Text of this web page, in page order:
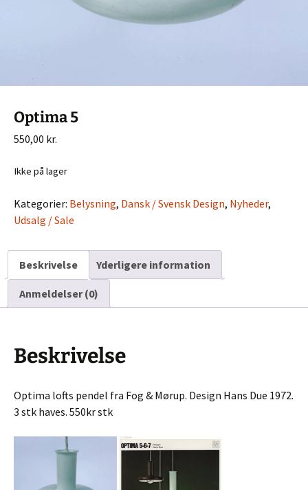
Optima 5
550,00 kr.
Ikke på lager
Kategorier: Belysning, Dansk / Svensk Design, Nyheder,
Udsalg / Sale
Beskrivelse Yderligere information
Anmeldelser (0)
Beskrivelse
Optima lofts pendel fra Fog & Mørup. Design Hans Due 1972.
3 stk haves. 550kr stk